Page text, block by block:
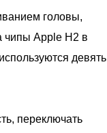
головы,
чипы Apple H2 в
девять
переключать